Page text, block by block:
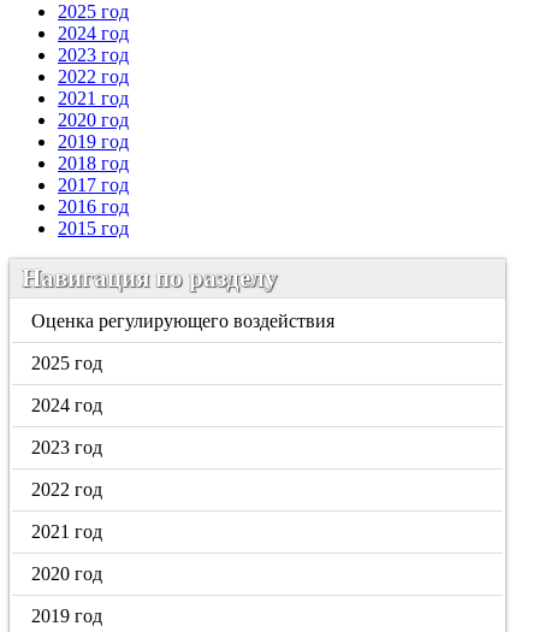
2025 год
2024 год
2023 год
2022 год
2021 год
2020 год
2019 год
2018 год
2017 год
2016 год
2015 год
Навигация по разделу
Оценка регулирующего воздействия
2025 год
2024 год
2023 год
2022 год
2021 год
2020 год
2019 год